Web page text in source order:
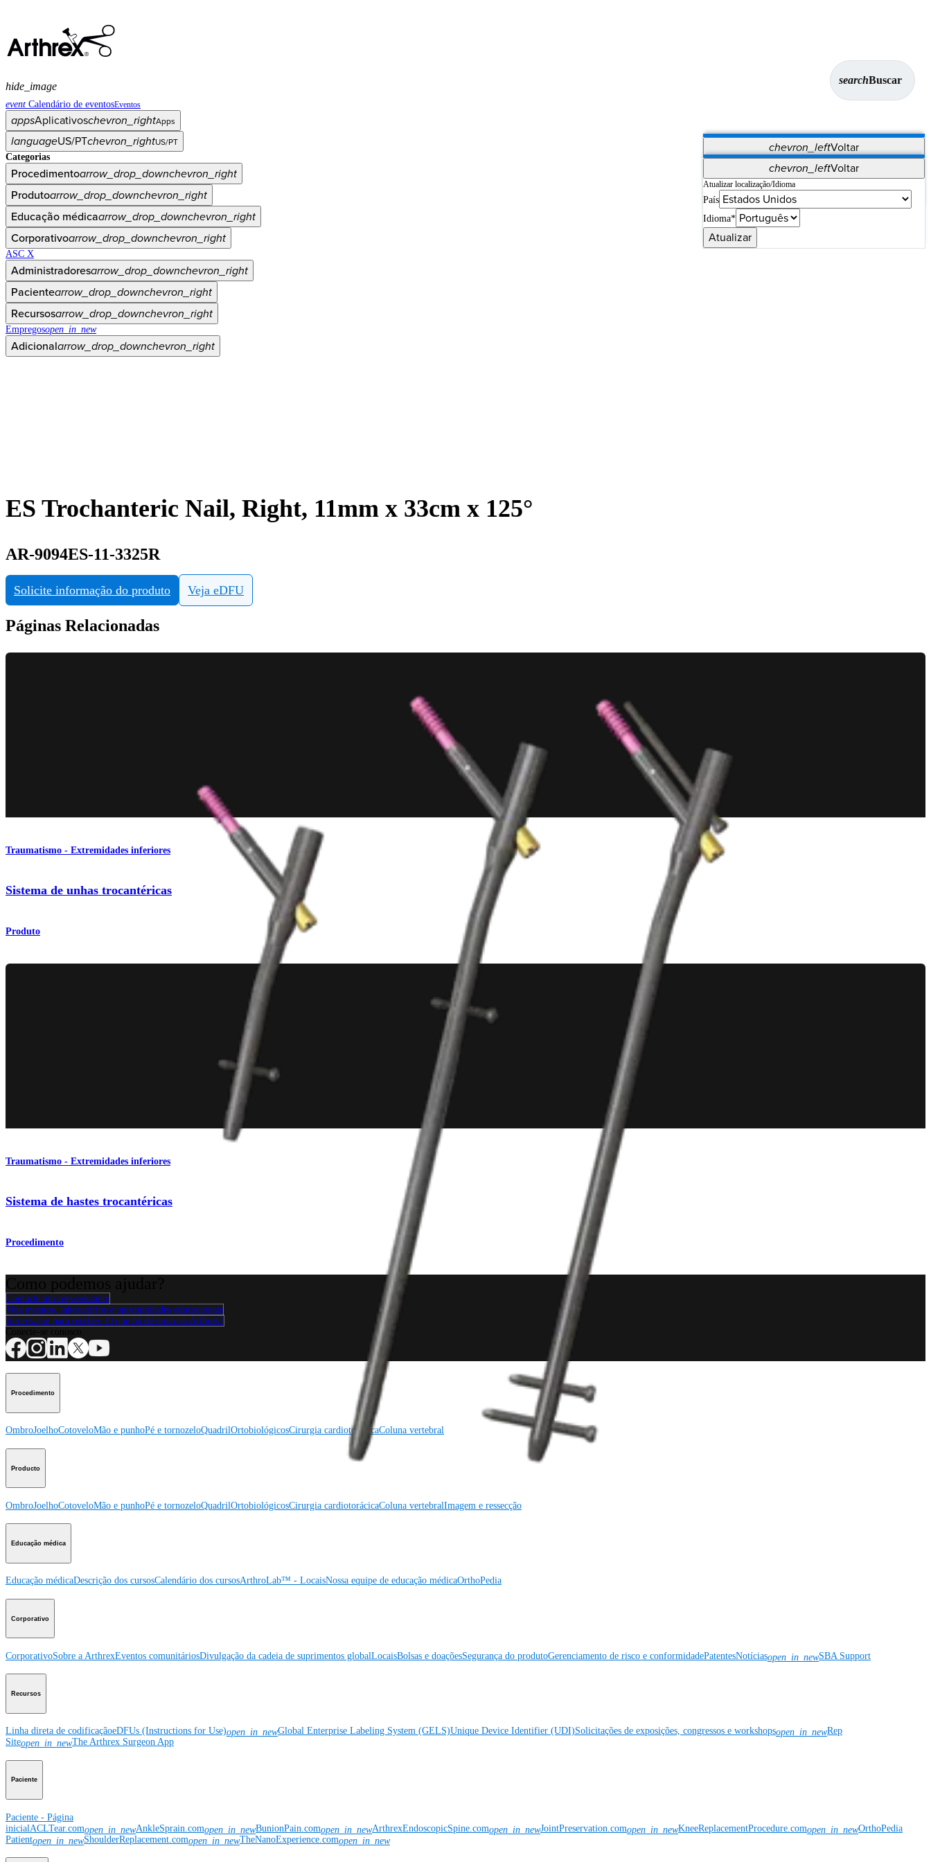
searchBuscar
event Calendário de eventosEventos
appsAplicativoschevron_rightApps
chevron_leftVoltar
Vet Systems OrthoPedia Patient
Supplier Portal
Synergy Imaging & Resection
languageUS/PTchevron_rightUS/PT
chevron_leftVoltar
Atualizar localização/Idioma
País
Idioma*
Atualizar
Categorias
Procedimentoarrow_drop_downchevron_right
Produtoarrow_drop_downchevron_right
Educação médicaarrow_drop_downchevron_right
Corporativoarrow_drop_downchevron_right
ASC X
Administradoresarrow_drop_downchevron_right
Pacientearrow_drop_downchevron_right
Recursosarrow_drop_downchevron_right
Empregosopen_in_new
Adicionalarrow_drop_downchevron_right
hide_image
ES Trochanteric Nail, Right, 11mm x 33cm x 125°
AR-9094ES-11-3325R
Solicite informação do produto Veja eDFU
Páginas Relacionadas
Traumatismo - Extremidades inferiores
Sistema de unhas trocantéricas
Produto
Traumatismo - Extremidades inferiores
Sistema de hastes trocantéricas
Procedimento
Contacte um representante
Veja eventos, laboratórios e oportunidades educacionais
Inscreva-se para receber: O que há de novo na Arthrex?
Procedimento
OmbroJoelhoCotoveloMão e punhoPé e tornozeloQuadrilOrtobiológicosCirurgia cardiotorácicaColuna vertebral
Producto
OmbroJoelhoCotoveloMão e punhoPé e tornozeloQuadrilOrtobiológicosCirurgia cardiotorácicaColuna vertebralImagem e ressecção
Educação médica
Educação médicaDescrição dos cursosCalendário dos cursosArthroLab™ - LocaisNossa equipe de educação médicaOrthoPedia
Corporativo
CorporativoSobre a ArthrexEventos comunitáriosDivulgação da cadeia de suprimentos globalLocaisBolsas e doaçõesSegurança do produtoGerenciamento de risco e conformidadePatentesNotíciasopen_in_newSBA Support
Recursos
Linha direta de codificaçãoeDFUs (Instructions for Use)open_in_newGlobal Enterprise Labeling System (GELS)Unique Device Identifier (UDI)Solicitações de exposições, congressos e workshopsopen_in_newRep
Siteopen_in_newThe Arthrex Surgeon App
Paciente
Paciente - Página
inicialACLTear.comopen_in_newAnkleSprain.comopen_in_newBunionPain.comopen_in_newArthrexEndoscopicSpine.comopen_in_newJointPreservation.comopen_in_newKneeReplacementProcedure.comopen_in_newOrthoPedia
Patientopen_in_newShoulderReplacement.comopen_in_newTheNanoExperience.comopen_in_new